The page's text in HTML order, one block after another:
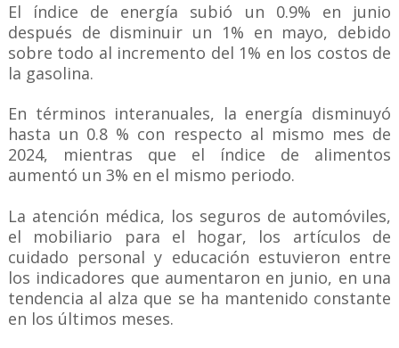
El índice de energía subió un 0.9% en junio
después de disminuir un 1% en mayo, debido
sobre todo al incremento del 1% en los costos de
la gasolina.
En términos interanuales, la energía disminuyó
hasta un 0.8 % con respecto al mismo mes de
2024, mientras que el índice de alimentos
aumentó un 3% en el mismo periodo.
La atención médica, los seguros de automóviles,
el mobiliario para el hogar, los artículos de
cuidado personal y educación estuvieron entre
los indicadores que aumentaron en junio, en una
tendencia al alza que se ha mantenido constante
en los últimos meses.